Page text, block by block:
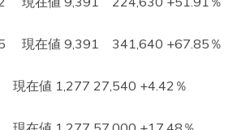
現在値 9,391 341,640 +67.85％
在値 1,277 27,540 +4.42％